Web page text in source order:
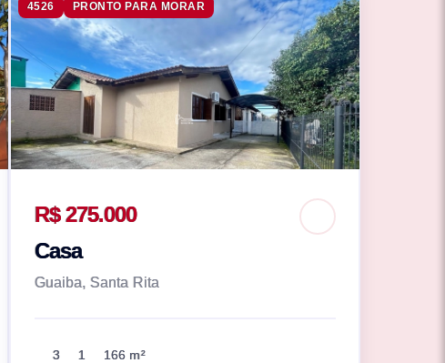
4526 PRONTO PARA MORAR
R$ 275.000
Casa
Guaiba, Santa Rita
3 1 166 m²